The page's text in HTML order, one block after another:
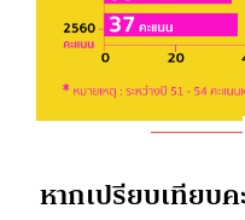
หากเปรียบเทียบ